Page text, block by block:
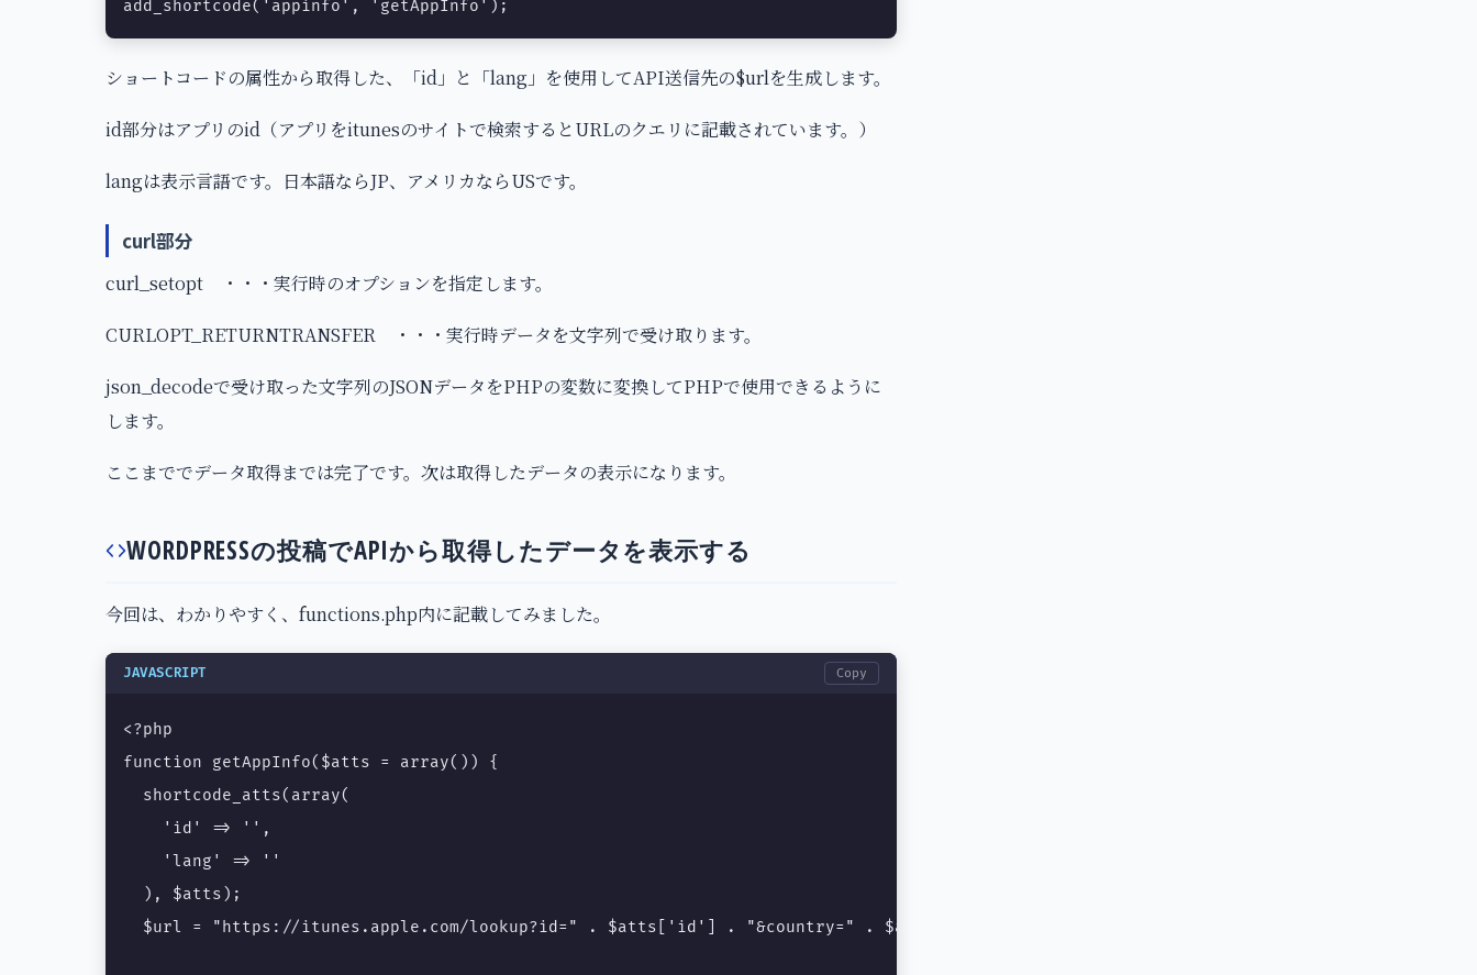
add_shortcode('appinfo', 'getAppInfo');
ショートコードの属性から取得した、「id」と「lang」を使用してAPI送信先の$urlを生成します。
id部分はアプリのid（アプリをitunesのサイトで検索するとURLのクエリに記載されています。）
langは表示言語です。日本語ならJP、アメリカならUSです。
curl部分
curl_setopt ・・・実行時のオプションを指定します。
CURLOPT_RETURNTRANSFER ・・・実行時データを文字列で受け取ります。
json_decodeで受け取った文字列のJSONデータをPHPの変数に変換してPHPで使用できるように
します。
ここまででデータ取得までは完了です。次は取得したデータの表示になります。
WORDPRESSの投稿でAPIから取得したデータを表示する
今回は、わかりやすく、functions.php内に記載してみました。
JAVASCRIPT Copy
<?php
function getAppInfo($atts = array()) {
  shortcode_atts(array(
    'id' => '',
    'lang' => ''
  ), $atts);
  $url = "https://itunes.apple.com/lookup?id=" . $atts['id'] . "&country=" . $atts['lang'];